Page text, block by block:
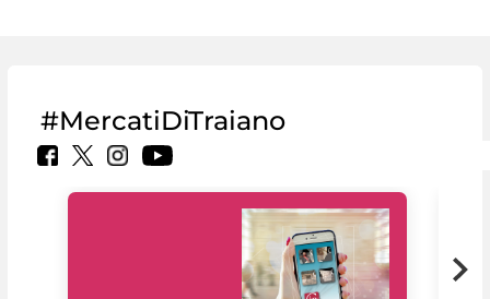
#MercatiDiTraiano